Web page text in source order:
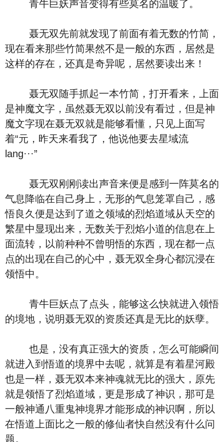
青牛巨妖声音变得有些莫名的温暖了。
聂无双先前就发现了前面有着无数的竹简，
现在看来那些竹简果然不是一般的东西，居然是
这样的存在，还真是奇异呢，居然要读出来！
聂无双随手抓起一本竹简，打开看来，上面
是神魔文字，虽然聂无双以前没有看过，但是神
魔文字现在聂无双就是能够看懂，只见上面写
着“元，昨天来看我了，他说他要去星域流
lang···”
聂无双刚刚读出声音来便是感到一阵莫名的
气息降临在自己身上，无形的气息笼罩自己，感
悟良久便是达到了道之领域的烈焰道域从天空的
繁星中显现出来，无数关于烈焰小道的信息在上
面流转，以前种种不曾明悟的东西，现在都一点
点的出现在自己的心中，聂无双全身心都沉浸在
领悟中。
青牛巨妖点了点头，能够这么快就进入领悟
的境地，说明聂无双的资质还真是无比的妖孽。
也是，没有真正强大的资质，怎么可能瞬间
就进入到悟道的境界中去呢，就算是有着星河殿
也是一样，聂无双本来神魂就无比的强大，原先
就是领悟了烈焰道域，更是形成了神识，那可是
一般神通八重鬼神境界才能形成的神识啊，所以
在悟道上面比之一般的修仙者快自然没有什么问
题。